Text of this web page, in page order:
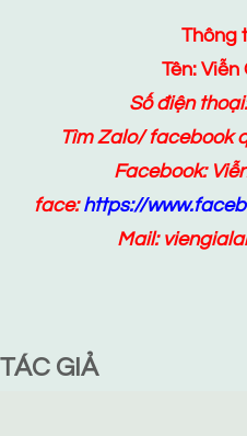
Thông
Tên: Viễn
Số điện
Tìm Zalo/ facebook
Facebook:
face:https://
Mail:
TÁC GIẢ